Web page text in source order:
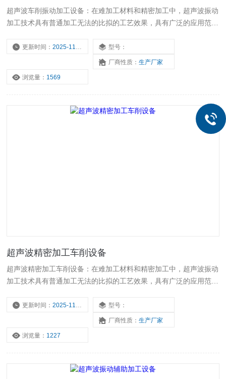
超声波车削振动加工设备：在难加工材料和精密加工中，超声波振动
加工技术具有普通加工无法的比拟的工艺效果，具有广泛的应用范
常常能大幅度提高加工速度、提高加工质量和完成一般加工方法难以
更新时间：2025-11-17 型号：
厂商性质： 生产厂家
浏览量： 1569
超声波精密加工车削设备
超声波精密加工车削设备：在难加工材料和精密加工中，超声波振动
加工技术具有普通加工无法的比拟的工艺效果，具有广泛的应用范
常常能大幅度提高加工速度、提高加工质量和完成一般加工方法难以
更新时间：2025-11-17 型号：
厂商性质： 生产厂家
浏览量： 1227